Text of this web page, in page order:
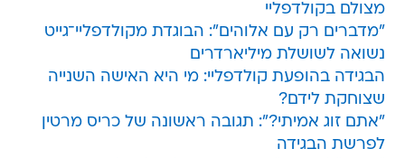
מצולם בקולדפליי
"מדברים רק עם אלוהים": הבוגדת מקולדפליי־גייט
נשואה לשושלת מיליארדרים
הבגידה בהופעת קולדפליי: מי היא האישה השנייה
שצוחקת לידם?
"אתם זוג אמיתי?": תגובה ראשונה של כריס מרטין
לפרשת הבגידה